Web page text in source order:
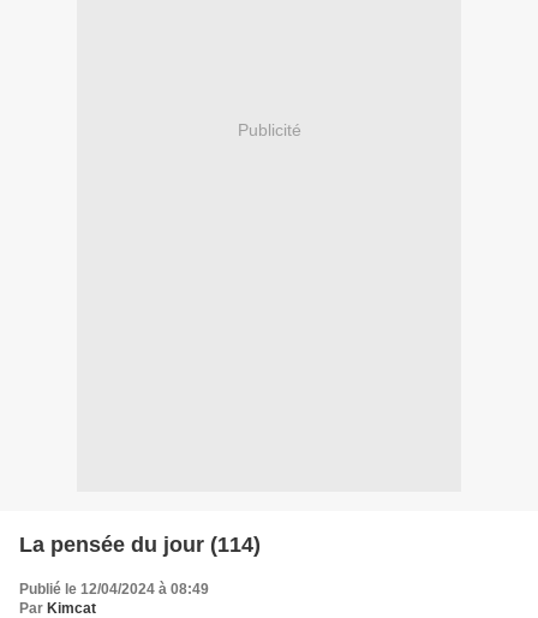
Publicité
La pensée du jour (114)
Publié le 12/04/2024 à 08:49
Par Kimcat